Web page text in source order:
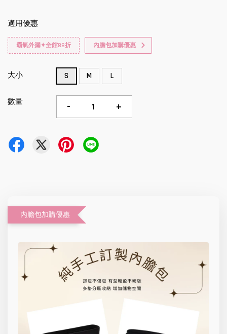
適用優惠
霸氣外漏✦全館88折 內膽包加購優惠
大小 S M L
數量 - +
內膽包加購優惠